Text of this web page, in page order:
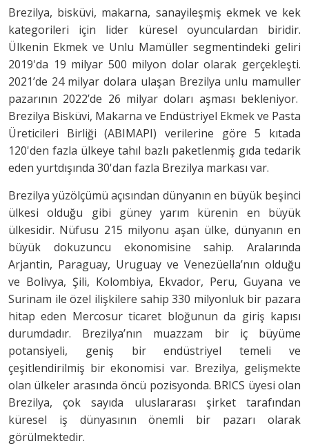
Brezilya, bisküvi, makarna, sanayileşmiş ekmek ve kek
kategorileri için lider küresel oyunculardan biridir.
Ülkenin Ekmek ve Unlu Mamüller segmentindeki geliri
2019'da 19 milyar 500 milyon dolar olarak gerçekleşti.
2021’de 24 milyar dolara ulaşan Brezilya unlu mamuller
pazarının 2022’de 26 milyar doları aşması bekleniyor.
Brezilya Bisküvi, Makarna ve Endüstriyel Ekmek ve Pasta
Üreticileri Birliği (ABIMAPI) verilerine göre 5 kıtada
120'den fazla ülkeye tahıl bazlı paketlenmiş gıda tedarik
eden yurtdışında 30'dan fazla Brezilya markası var.
Brezilya yüzölçümü açısından dünyanın en büyük beşinci
ülkesi olduğu gibi güney yarım kürenin en büyük
ülkesidir. Nüfusu 215 milyonu aşan ülke, dünyanın en
büyük dokuzuncu ekonomisine sahip. Aralarında
Arjantin, Paraguay, Uruguay ve Venezüella’nın olduğu
ve Bolivya, Şili, Kolombiya, Ekvador, Peru, Guyana ve
Surinam ile özel ilişkilere sahip 330 milyonluk bir pazara
hitap eden Mercosur ticaret bloğunun da giriş kapısı
durumdadır. Brezilya’nın muazzam bir iç büyüme
potansiyeli, geniş bir endüstriyel temeli ve
çeşitlendirilmiş bir ekonomisi var. Brezilya, gelişmekte
olan ülkeler arasında öncü pozisyonda. BRICS üyesi olan
Brezilya, çok sayıda uluslararası şirket tarafından
küresel iş dünyasının önemli bir pazarı olarak
görülmektedir.